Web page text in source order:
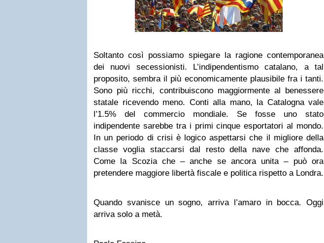
Soltanto così possiamo spiegare la ragione contemporanea
dei nuovi secessionisti. L’indipendentismo catalano, a tal
proposito, sembra il più economicamente plausibile fra i tanti.
Sono più ricchi, contribuiscono maggiormente al benessere
statale ricevendo meno. Conti alla mano, la Catalogna vale
l’1.5% del commercio mondiale. Se fosse uno stato
indipendente sarebbe tra i primi cinque esportatori al mondo.
In un periodo di crisi è logico aspettarsi che il migliore della
classe voglia staccarsi dal resto della nave che affonda.
Come la Scozia che – anche se ancora unita – può ora
pretendere maggiore libertà fiscale e politica rispetto a Londra.
Quando svanisce un sogno, arriva l’amaro in bocca. Oggi
arriva solo a metà.